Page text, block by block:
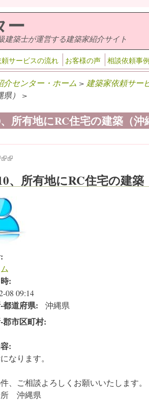
ー
築士が運営する建築家紹介サイト
サービスの流れ お客様の声 相談依頼事例
介センター・ホーム > 建築家依頼サー
県） >
所有地にRC住宅の建築（沖
external)
is external)
is external)
(link is external)
(link is external)
、所有地にRC住宅の建築
:
08 09:14
都道府県: 沖縄県
郡市区町村:
:
なります。
、ご相談よろしくお願いいたします。
所 沖縄県